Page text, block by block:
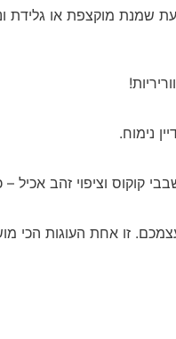
שמנת מוקצפת או
נימוח.
קוקוס וציפוי זהב אכיל
זו אחת העוגות הכי